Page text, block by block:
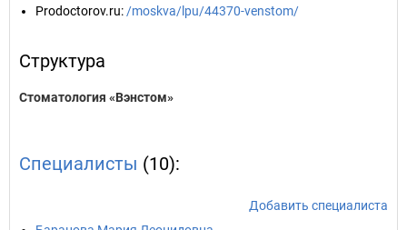
Prodoctorov.ru: /moskva/lpu/44370-venstom/
Структура
Cтоматология «Вэнстом»
Специалисты (10):
Добавить специалиста